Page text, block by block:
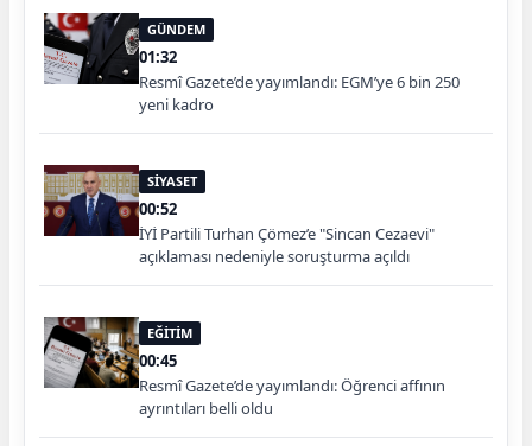
GÜNDEM
01:32
Resmî Gazete’de yayımlandı: EGM’ye 6 bin 250
yeni kadro
SİYASET
00:52
İYİ Partili Turhan Çömez’e "Sincan Cezaevi"
açıklaması nedeniyle soruşturma açıldı
EĞİTİM
00:45
Resmî Gazete’de yayımlandı: Öğrenci affının
ayrıntıları belli oldu